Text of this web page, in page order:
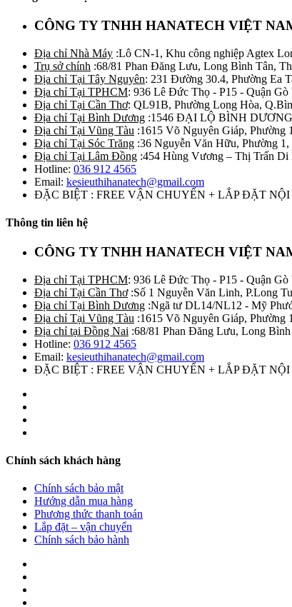
CÔNG TY TNHH HANATECH VIỆT
Địa chỉ Nhà Máy :Lô CN-1, Khu công nghiệp Agtex
Trụ sở chính :68/81 Phan Đăng Lưu, Long Bình Tân,
Địa chỉ Tại Tây Nguyên: 231 Đường 30.4, Phường Ea
Địa chỉ Tại TPHCM: 936 Lê Đức Thọ - P15 - Quận
Địa chỉ Tại Cần Thơ: QL91B, Phường Long Hòa,
Địa chỉ Tại Bình Dương :1546 ĐẠI LỘ BÌNH
Địa chỉ Tại Vũng Tàu :1615 Võ Nguyên Giáp, Phường
Địa chỉ Tại Sóc Trăng :36 Nguyễn Văn Hữu, Phường
Địa chỉ Tại Lâm Đồng :454 Hùng Vương – Thị Trấn
Hotline: 036 912 4565
Email: kesieuthihanatech@gmail.com
ĐẶC BIỆT : FREE VẬN CHUYỂN + LẮP ĐẶT
Thông tin liên hệ
CÔNG TY TNHH HANATECH VIỆT
Địa chỉ Tại TPHCM: 936 Lê Đức Thọ - P15 - Quận
Địa chỉ Tại Cần Thơ:Số 1 Nguyễn Văn Linh, P.Long
Địa chỉ Tại Bình Dương :Ngã tư DL14/NL12 - Mỹ
Địa chỉ Tại Vũng Tàu :1615 Võ Nguyên Giáp, Phường
Địa chỉ tại Đồng Nai :68/81 Phan Đăng Lưu, Long
Hotline: 036 912 4565
Email: kesieuthihanatech@gmail.com
ĐẶC BIỆT : FREE VẬN CHUYỂN + LẮP ĐẶT
Chính sách khách hàng
Chính sách bảo mật
Hướng dẫn mua hàng
Phương thức thanh toán
Lắp đặt – vận chuyển
Chính sách bảo hành